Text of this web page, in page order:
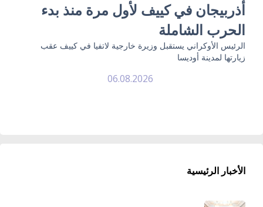
أذربيجان في كييف لأول مرة منذ بدء
الحرب الشاملة
الرئيس الأوكراني يستقبل وزيرة خارجية لاتفيا في كييف عقب
زيارتها لمدينة أوديسا
06.08.2026
الأخبار الرئيسية